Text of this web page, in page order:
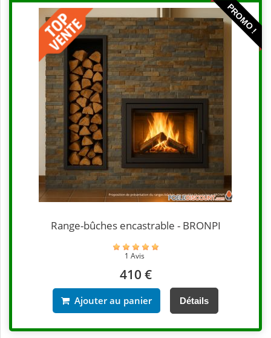
PROMO !
Range-bûches encastrable - BRONPI
1 Avis
410 €
Ajouter au panier Détails